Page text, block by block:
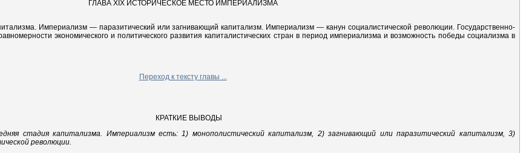
ГЛАВА XIX ИСТОРИЧЕСКОЕ МЕСТО ИМПЕРИАЛИЗМА
Империализм — паразитический или загнивающий капитализм. Империализм — канун социалистической революции. Государственно-
экономического и политического развития капиталистических стран в период империализма и возможность победы социализма в
Переход к тексту главы ...
КРАТКИЕ ВЫВОДЫ
стадия капитализма. Империализм есть: 1) монополистический капитализм, 2) загнивающий или паразитический капитализм, 3)
революции.